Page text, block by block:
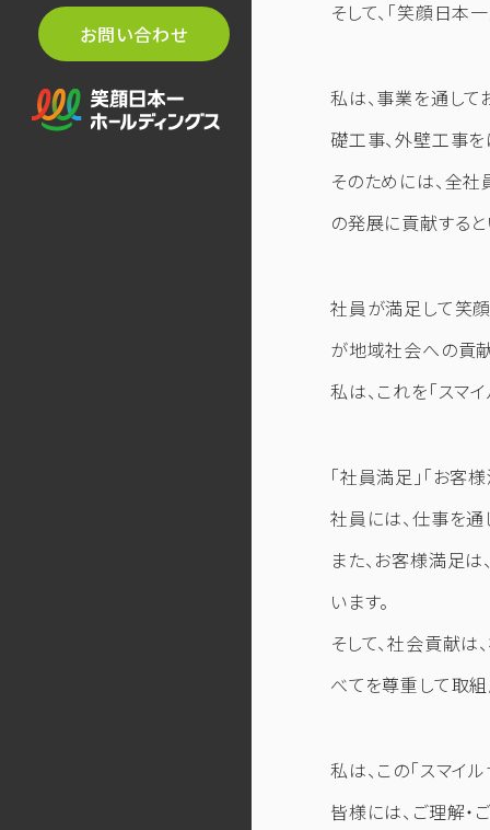
お問い合わせ
そして、「笑顔日本
私は、事業を通し
礎工事、外壁工事
そのためには、全
の発展に貢献する
社員が満足して笑
が地域社会への貢
私は、これを「スマ
「社員満足」「お客
社員には、仕事を
また、お客様満足
います。
そして、社会貢献
べてを尊重して取組
私は、この「スマイ
皆様には、ご理解・